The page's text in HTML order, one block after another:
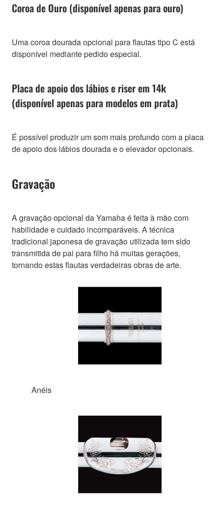
Coroa de Ouro (disponível apenas para ouro)
Uma coroa dourada opcional para flautas tipo C está
disponível mediante pedido especial.
Placa de apoio dos lábios e riser em 14k
(disponível apenas para modelos em prata)
É possível produzir um som mais profundo com a placa
de apoio dos lábios dourada e o elevador opcionais.
Gravação
A gravação opcional da Yamaha é feita à mão com
habilidade e cuidado incomparáveis. A técnica
tradicional japonesa de gravação utilizada tem sido
transmitida de pai para filho há muitas gerações,
tornando estas flautas verdadeiras obras de arte.
Anéis